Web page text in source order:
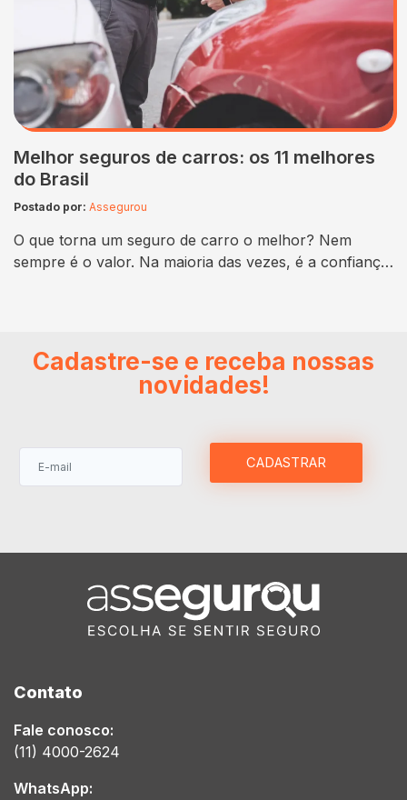
Melhor seguros de carros: os 11 melhores
do Brasil
Postado por: Assegurou
O que torna um seguro de carro o melhor? Nem
sempre é o valor. Na maioria das vezes, é a confiança
toda a diferença. Justamente por isso, cresce…
Cadastre-se e receba nossas
novidades!
CADASTRAR
Contato
Fale conosco:
(11) 4000-2624
WhatsApp: